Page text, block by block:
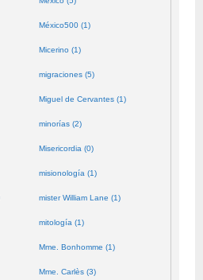
México500 (1)
Micerino (1)
migraciones (5)
Miguel de Cervantes (1)
minorías (2)
Misericordia (0)
misionología (1)
mister William Lane (1)
mitología (1)
Mme. Bonhomme (1)
Mme. Carlès (3)